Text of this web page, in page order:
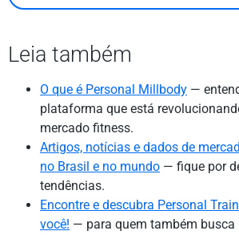
Leia também
O que é Personal Millbody —
plataforma que está
mercado fitness.
Artigos, notícias e dados de
no Brasil e no mundo — fique por
tendências.
Encontre e descubra Personal
você! — para quem também busca